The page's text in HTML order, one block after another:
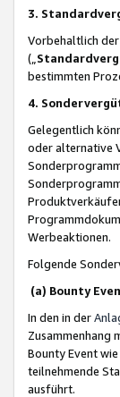
3.
Vorbehaltlich
(„
bestimmten
4.
Gelegentlich
oder alternative
Werbeaktionen.
Folgende
(a) Bounty
In den in der
Zusammenhang
Bounty Event
teilnehmende
ausführt.